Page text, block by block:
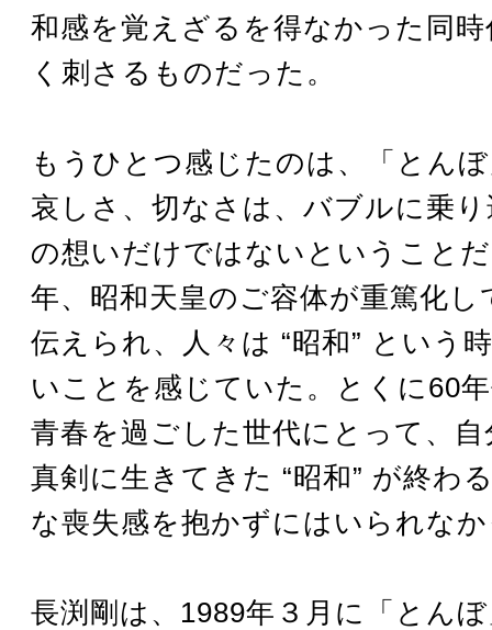
和感を覚えざるを得なかった同
く刺さるものだった。
もうひとつ感じたのは、「とん
哀しさ、切なさは、バブルに乗
の想いだけではないということ
年、昭和天皇のご容体が重篤化
伝えられ、人々は “昭和” という
いことを感じていた。とくに60
青春を過ごした世代にとって、
真剣に生きてきた “昭和” が終わ
な喪失感を抱かずにはいられな
長渕剛は、1989年３月に「とん